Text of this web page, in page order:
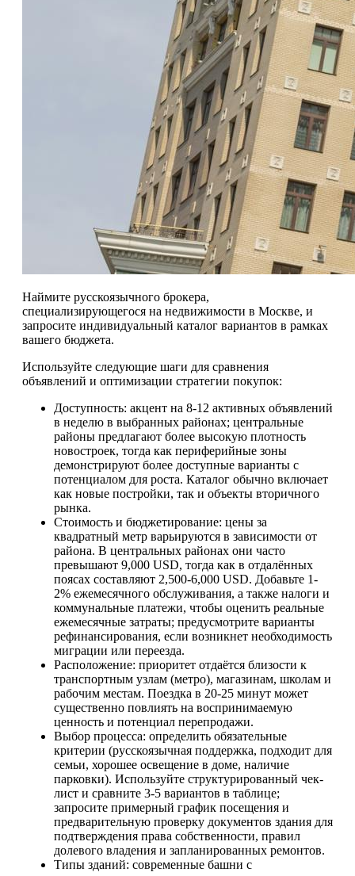
Наймите русскоязычного брокера,
специализирующегося на недвижимости в Москве, и
запросите индивидуальный каталог вариантов в рамках
вашего бюджета.
Используйте следующие шаги для сравнения
объявлений и оптимизации стратегии покупок:
Доступность: акцент на 8-12 активных объявлений
в неделю в выбранных районах; центральные
районы предлагают более высокую плотность
новостроек, тогда как периферийные зоны
демонстрируют более доступные варианты с
потенциалом для роста. Каталог обычно включает
как новые постройки, так и объекты вторичного
рынка.
Стоимость и бюджетирование: цены за
квадратный метр варьируются в зависимости от
района. В центральных районах они часто
превышают 9,000 USD, тогда как в отдалённых
поясах составляют 2,500-6,000 USD. Добавьте 1-
2% ежемесячного обслуживания, а также налоги и
коммунальные платежи, чтобы оценить реальные
ежемесячные затраты; предусмотрите варианты
рефинансирования, если возникнет необходимость
миграции или переезда.
Расположение: приоритет отдаётся близости к
транспортным узлам (метро), магазинам, школам и
рабочим местам. Поездка в 20-25 минут может
существенно повлиять на воспринимаемую
ценность и потенциал перепродажи.
Выбор процесса: определить обязательные
критерии (русскоязычная поддержка, подходит для
семьи, хорошее освещение в доме, наличие
парковки). Используйте структурированный чек-
лист и сравните 3-5 вариантов в таблице;
запросите примерный график посещения и
предварительную проверку документов здания для
подтверждения права собственности, правил
долевого владения и запланированных ремонтов.
Типы зданий: современные башни с